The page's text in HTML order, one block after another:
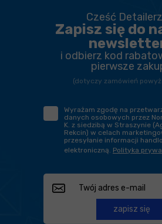
Cześć
Zapisz się do
i odbierz kod
pierwsze
(dotyczy zamówień
Wyrażam zgodę na
danych osobowych przez
K. z siedzibą w Straszynie
Rekcin) w celach
przesyłanie informacji
elektroniczną. Polityka
zapisz się